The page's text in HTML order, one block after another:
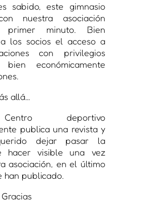
sabido, este gimnasio
nuestra asociación
minuto. Bien
los socios el acceso a
con privilegios
bien económicamente
allá…
deportivo
publica una revista y
dejar pasar la
hacer visible una vez
asociación, en el último
han publicado.